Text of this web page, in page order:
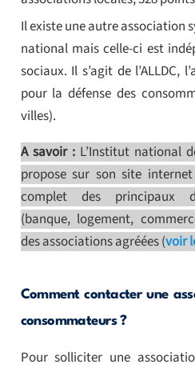
Il existe une autre association
national mais celle-ci est
sociaux. Il s’agit de l’ALLDC,
pour la défense des
villes).
A savoir : L’Institut national
propose sur son site
complet des principaux
(banque, logement,
des associations agréées (voir
Comment contacter une
consommateurs ?
Pour solliciter une